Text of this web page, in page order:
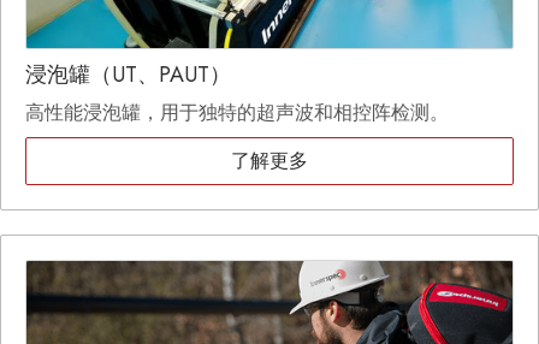
浸泡罐（UT、PAUT）
高性能浸泡罐，用于独特的超声波和相控阵检测。
了解更多